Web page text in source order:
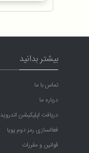
بیشتر بدانید
تماس با ما
درباره ما
دریافت اپلیکیشن اندروید
فعالسازی رمز دوم پویا
قوانین و مقررات